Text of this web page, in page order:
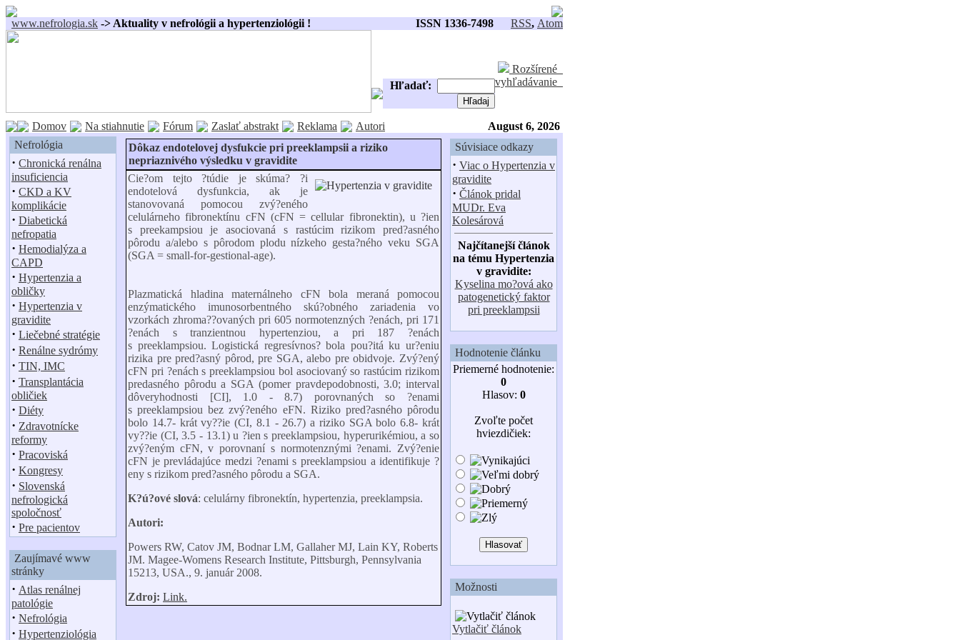
www.nefrologia.sk -> Aktuality v nefrológii a hypertenziológii ! ISSN 1336-7498 RSS, Atom
Rozšírené
vyhľadávanie
Hľadať:
Domov Na stiahnutie Fórum Zaslať abstrakt Reklama Autori
August 6, 2026
Nefrológia
· Chronická renálna
insuficiencia
· CKD a KV
komplikácie
· Diabetická
nefropatia
· Hemodialýza a
CAPD
· Hypertenzia a
obličky
· Hypertenzia v
gravidite
· Liečebné stratégie
· Renálne sydrómy
· TIN, IMC
· Transplantácia
obličiek
· Diéty
· Zdravotnícke
reformy
· Pracoviská
· Kongresy
· Slovenská
nefrologická
spoločnosť
· Pre pacientov
Zaujímavé www
stránky
· Atlas renálnej
patológie
· Nefrológia
· Hypertenziológia
Dôkaz endotelovej dysfukcie pri preeklampsii a riziko
nepriaznivého výsledku v gravidite
Cie?om tejto ?túdie je skúma? ?i
endotelová dysfunkcia, ak je
stanovovaná pomocou zvý?eného
celulárneho fibronektínu cFN (cFN = cellular fibronektin), u ?ien
s preekampsiou je asociovaná s rastúcim rizikom pred?asného
pôrodu a/alebo s pôrodom plodu nízkeho gesta?ného veku SGA
(SGA = small-for-gestional-age).
Plazmatická hladina maternálneho cFN bola meraná pomocou
enzýmatického imunosorbentného skú?obného zariadenia vo
vzorkách zhroma??ovaných pri 605 normotenzných ?enách, pri 171
?enách s tranzientnou hypertenziou, a pri 187 ?enách
s preeklampsiou. Logistická regresívnos? bola pou?itá ku ur?eniu
rizika pre pred?asný pôrod, pre SGA, alebo pre obidvoje. Zvý?ený
cFN pri ?enách s preeklampsiou bol asociovaný so rastúcim rizikom
predasného pôrodu a SGA (pomer pravdepodobnosti, 3.0; interval
dôveryhodnosti [CI], 1.0 - 8.7) porovnaných so ?enami
s preeklampsiou bez zvý?eného eFN. Riziko pred?asného pôrodu
bolo 14.7- krát vy??ie (CI, 8.1 - 26.7) a riziko SGA bolo 6.8- krát
vy??ie (CI, 3.5 - 13.1) u ?ien s preeklampsiou, hyperurikémiou, a so
zvý?eným cFN, v porovnaní s normotenznými ?enami. Zvý?enie
cFN je prevládajúce medzi ?enami s preeklampsiou a identifikuje ?
eny s rizikom pred?asného pôrodu a SGA.
K?ú?ové slová: celulárny fibronektín, hypertenzia, preeklampsia.
Autori:
Powers RW, Catov JM, Bodnar LM, Gallaher MJ, Lain KY, Roberts
JM. Magee-Womens Research Institute, Pittsburgh, Pennsylvania
15213, USA., 9. január 2008.
Zdroj: Link.
Súvisiace odkazy
· Viac o Hypertenzia v
gravidite
· Článok pridal
MUDr. Eva
Kolesárová
Najčítanejší článok
na tému Hypertenzia
v gravidite:
Kyselina mo?ová ako
patogenetický faktor
pri preeklampsii
Hodnotenie článku
Priemerné hodnotenie:
0
Hlasov: 0
Zvoľte počet
hviezdičiek:
Možnosti
Vytlačiť článok